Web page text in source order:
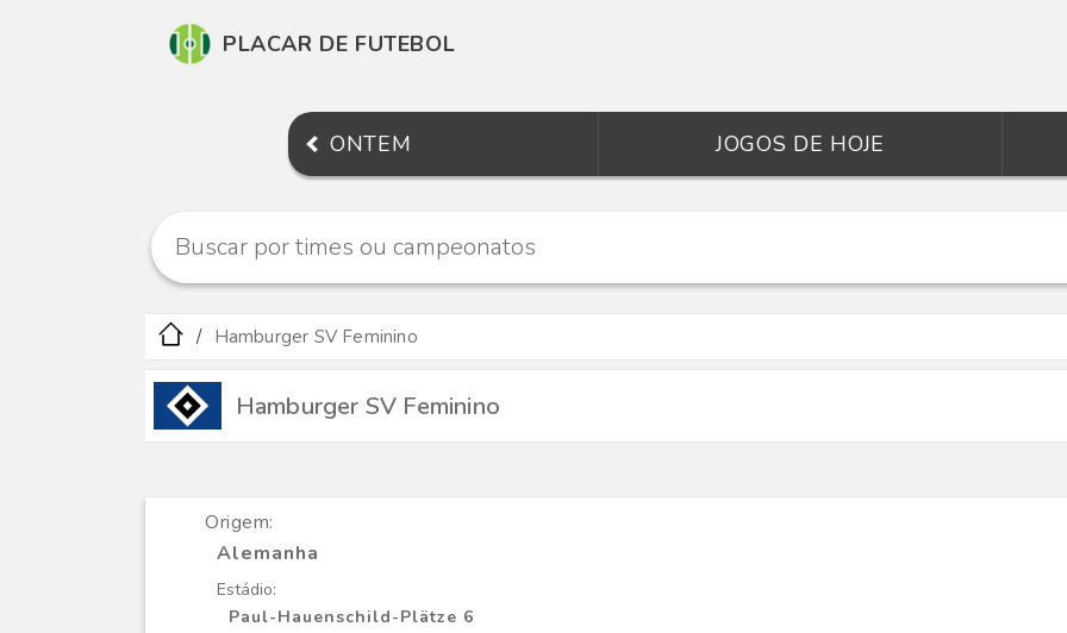
PLACAR DE FUTEBOL
ONTEM JOGOS DE HOJE
Hamburger SV Feminino
Hamburger SV Feminino
Origem:
Alemanha
Estádio:
Paul-Hauenschild-Plätze 6